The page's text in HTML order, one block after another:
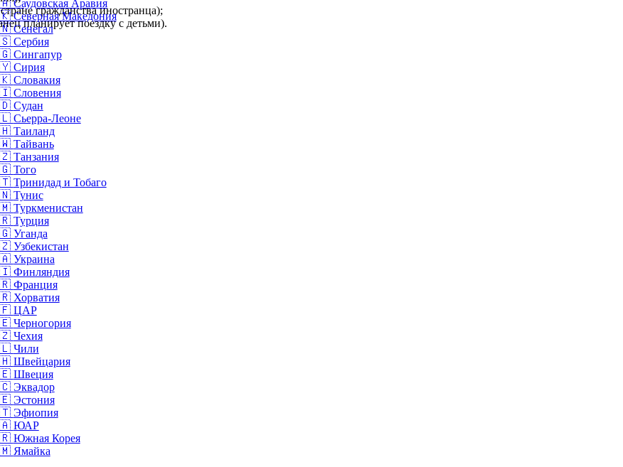
Саудовская Аравия
Северная Македония
Сенегал
Сербия
Сингапур
Сирия
Словакия
Словения
Судан
Сьерра-Леоне
Таиланд
Тайвань
Танзания
Того
Тринидад и Тобаго
Тунис
Туркменистан
Турция
Уганда
Узбекистан
Украина
Финляндия
Франция
Хорватия
ЦАР
Черногория
Чехия
Чили
Швейцария
Швеция
Эквадор
Эстония
Эфиопия
ЮАР
Южная Корея
Ямайка
гражданства иностранца);
планирует поездку с детьми).